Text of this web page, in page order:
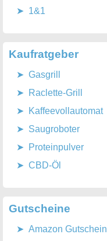
1&1
Kaufratgeber
Gasgrill
Raclette-Grill
Kaffeevollautomat
Saugroboter
Proteinpulver
CBD-Öl
Gutscheine
Amazon Gutschein